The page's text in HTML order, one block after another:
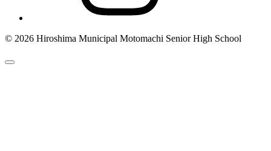
© 2026 Hiroshima Municipal Motomachi Senior High School